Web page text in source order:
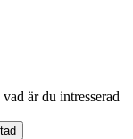
är du intresserad